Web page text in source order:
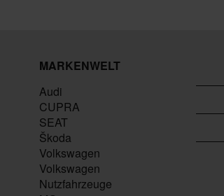
MARKENWELT
Audi
CUPRA
SEAT
Škoda
Volkswagen
Volkswagen
Nutzfahrzeuge